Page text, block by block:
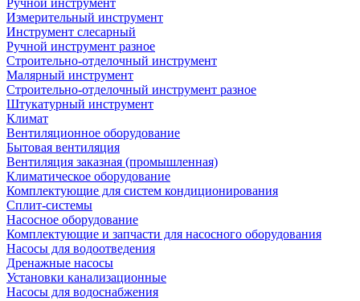
Ручной инструмент
Измерительный инструмент
Инструмент слесарный
Ручной инструмент разное
Строительно-отделочный инструмент
Малярный инструмент
Строительно-отделочный инструмент разное
Штукатурный инструмент
Климат
Вентиляционное оборудование
Бытовая вентиляция
Вентиляция заказная (промышленная)
Климатическое оборудование
Комплектующие для систем кондиционирования
Сплит-системы
Насосное оборудование
Комплектующие и запчасти для насосного оборудования
Насосы для водоотведения
Дренажные насосы
Установки канализационные
Насосы для водоснабжения